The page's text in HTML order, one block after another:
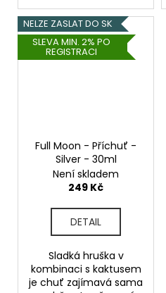
NELZE ZASLAT DO SK
SLEVA MIN. 2% PO
REGISTRACI
Full Moon - Příchuť -
Silver - 30ml
Není skladem
249 Kč
DETAIL
Sladká hruška v
kombinaci s kaktusem
je chuť zajímavá sama